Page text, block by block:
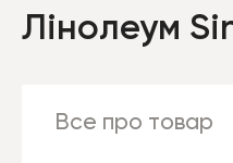
Лінолеум
Все про товар